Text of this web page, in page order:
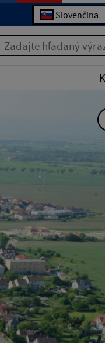
Slovenčina
Zadajte hľadaný výraz